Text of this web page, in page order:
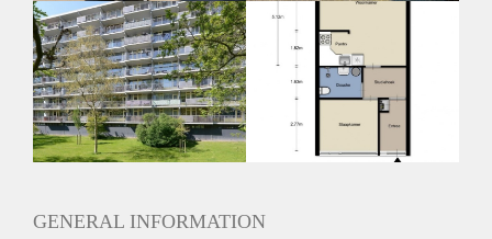
GENERAL INFORMATION